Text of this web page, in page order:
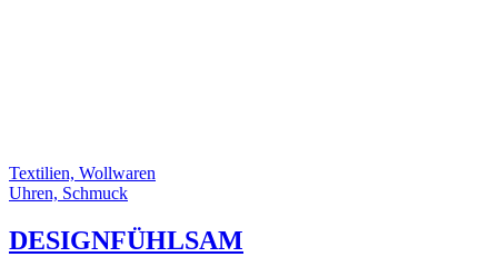
Textilien, Wollwaren
Uhren, Schmuck
DESIGNFÜHLSAM